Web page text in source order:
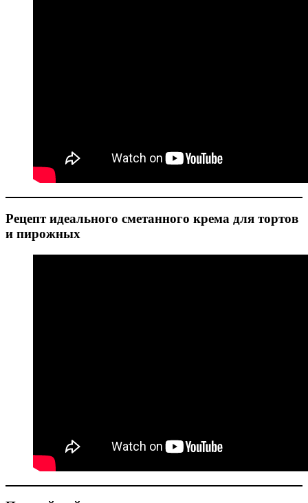
Рецепт идеального сметанного крема для тортов
и пирожных